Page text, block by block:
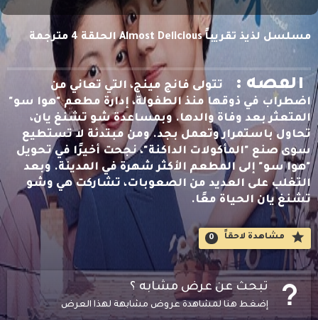
مسلسل لذيذ تقريباً Almost Delicious الحلقة 4 مترجمة
القصه :
تتولى فانج مينج، التي تعاني من
اضطراب في ذوقها منذ الطفولة، إدارة مطعم "هوا سو"
المتعثر بعد وفاة والدها. وبمساعدة شو تشنغ يان،
تحاول باستمرار وتعمل بجد. ومن مبتدئة لا تستطيع
سوى صنع "المأكولات الداكنة"، نجحت أخيرًا في تحويل
"هوا سو" إلى المطعم الأكثر شهرة في المدينة. وبعد
التغلب على العديد من الصعوبات، تشاركت هي وشو
تشنغ يان الحياة معًا.
مشاهدة لاحقاََ 0
تبحث عن عرض مشابه ؟
إضغط هنا لمشاهدة عروض مشابهة لهذا العرض